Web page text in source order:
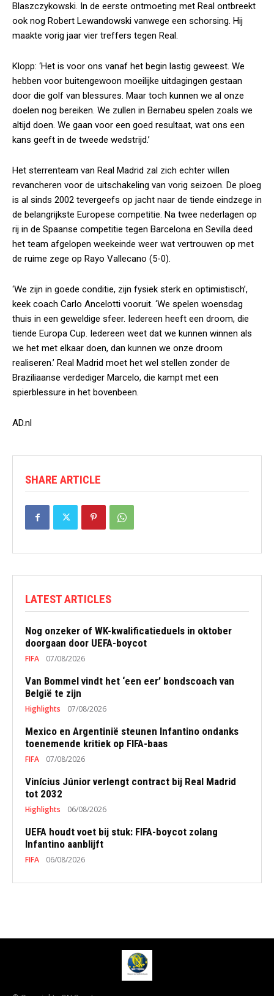
Blaszczykowski. In de eerste ontmoeting met Real ontbreekt
ook nog Robert Lewandowski vanwege een schorsing. Hij
maakte vorig jaar vier treffers tegen Real.
Klopp: ‘Het is voor ons vanaf het begin lastig geweest. We
hebben voor buitengewoon moeilijke uitdagingen gestaan
door die golf van blessures. Maar toch kunnen we al onze
doelen nog bereiken. We zullen in Bernabeu spelen zoals we
altijd doen. We gaan voor een goed resultaat, wat ons een
kans geeft in de tweede wedstrijd.’
Het sterrenteam van Real Madrid zal zich echter willen
revancheren voor de uitschakeling van vorig seizoen. De ploeg
is al sinds 2002 tevergeefs op jacht naar de tiende eindzege in
de belangrijkste Europese competitie. Na twee nederlagen op
rij in de Spaanse competitie tegen Barcelona en Sevilla deed
het team afgelopen weekeinde weer wat vertrouwen op met
de ruime zege op Rayo Vallecano (5-0).
‘We zijn in goede conditie, zijn fysiek sterk en optimistisch’,
keek coach Carlo Ancelotti vooruit. ‘We spelen woensdag
thuis in een geweldige sfeer. Iedereen heeft een droom, die
tiende Europa Cup. Iedereen weet dat we kunnen winnen als
we het met elkaar doen, dan kunnen we onze droom
realiseren.’ Real Madrid moet het wel stellen zonder de
Braziliaanse verdediger Marcelo, die kampt met een
spierblessure in het bovenbeen.
AD.nl
SHARE ARTICLE
LATEST ARTICLES
Nog onzeker of WK-kwalificatieduels in oktober
doorgaan door UEFA-boycot
FIFA 07/08/2026
Van Bommel vindt het ‘een eer’ bondscoach van
België te zijn
Highlights 07/08/2026
Mexico en Argentinië steunen Infantino ondanks
toenemende kritiek op FIFA-baas
FIFA 07/08/2026
Vinícius Júnior verlengt contract bij Real Madrid
tot 2032
Highlights 06/08/2026
UEFA houdt voet bij stuk: FIFA-boycot zolang
Infantino aanblijft
FIFA 06/08/2026